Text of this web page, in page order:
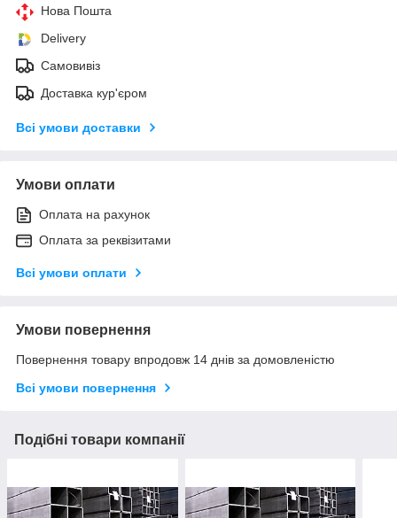
Нова Пошта
Delivery
Самовивіз
Доставка кур'єром
Всі умови доставки
Умови оплати
Оплата на рахунок
Оплата за реквізитами
Всі умови оплати
Умови повернення
Повернення товару впродовж 14 днів за домовленістю
Всі умови повернення
Подібні товари компанії